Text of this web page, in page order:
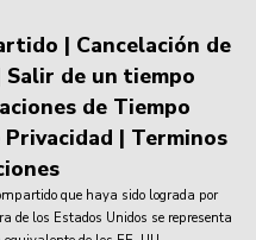
| Cancelación de
Salir de un tiempo
de Tiempo
| Terminos
que haya sido lograda por
de los Estados Unidos se representa